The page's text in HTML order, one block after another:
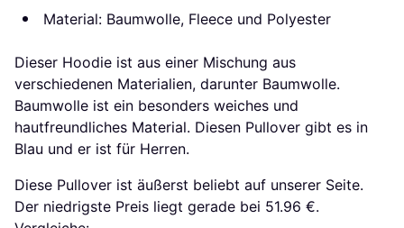
Material: Baumwolle, Fleece und Polyester
Dieser Hoodie ist aus einer Mischung aus
verschiedenen Materialien, darunter Baumwolle.
Baumwolle ist ein besonders weiches und
hautfreundliches Material. Diesen Pullover gibt es in
Blau und er ist für Herren.
Diese Pullover ist äußerst beliebt auf unserer Seite.
Der niedrigste Preis liegt gerade bei 51.96 €.